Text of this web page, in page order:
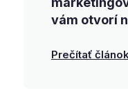
vám otvorí
Prečítať článok